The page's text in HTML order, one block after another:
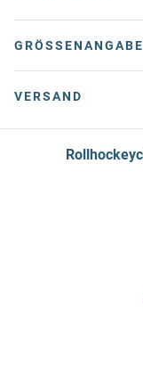
GRÖSSENANGABEN
VERSAND